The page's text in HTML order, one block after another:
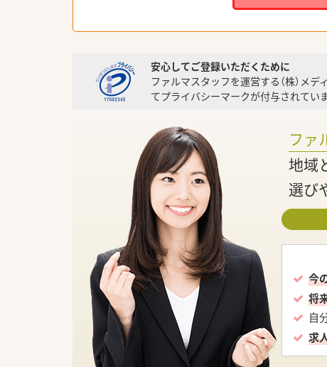
安心してご登録いただくために
ファルマスタッフを運営する（株）メ
てプライバシーマークが付与されていま
ファ
地域
選び
今
将
自
求